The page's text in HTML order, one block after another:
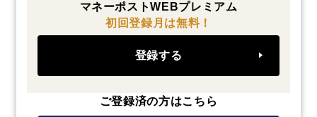
マネーポストWEBプレミアム
初回登録月は無料！
登録する
ご登録済の方はこちら